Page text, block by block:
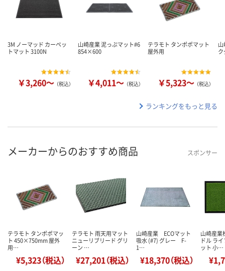
3M ノーマッド カーペッ
トマット 3100N
￥3,260～ （税込）
山崎産業 泥っぷマット#6
854×600
￥4,011～ （税込）
テラモト タンポポマット
屋外用
￥5,323～ （税込）
ランキングをもっと見る
メーカーからのおすすめ商品 スポンサー
テラモト タンポポマッ
ト 450×750mm 屋外
用…
¥5,323（税込）
テラモト 雨天用マット
ニューリブリード グリ
ーン …
¥27,201（税込）
山崎産業 ECOマット
吸水 (#7) グレー F-
1…
¥18,370（税込）
山崎産業
ドル ラ
ット 小…